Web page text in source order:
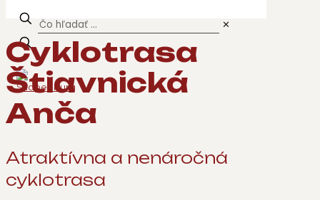
✕
Cyklotrasa
Štiavnická
Anča
Atraktívna a nenáročná
cyklotrasa